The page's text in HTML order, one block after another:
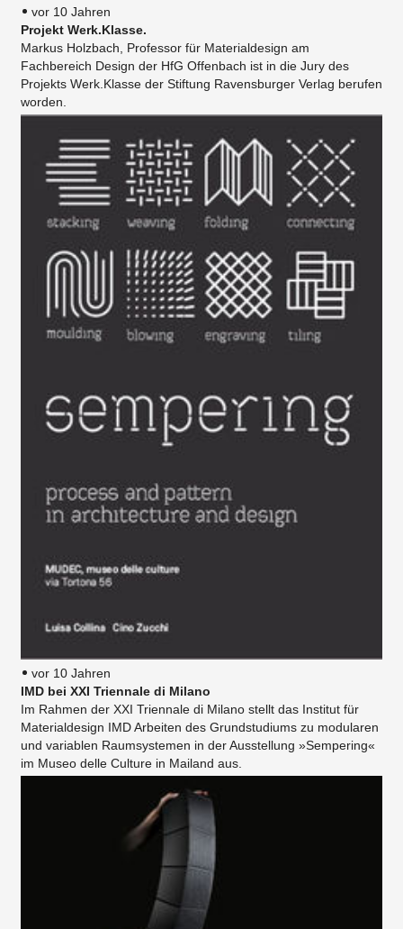
vor 10 Jahren
Projekt Werk.Klasse.
Markus Holzbach, Professor für Materialdesign am
Fachbereich Design der HfG Offenbach ist in die Jury des
Projekts Werk.Klasse der Stiftung Ravensburger Verlag berufen
worden.
vor 10 Jahren
IMD bei XXI Triennale di Milano
Im Rahmen der XXI Triennale di Milano stellt das Institut für
Materialdesign IMD Arbeiten des Grundstudiums zu modularen
und variablen Raumsystemen in der Ausstellung »Sempering«
im Museo delle Culture in Mailand aus.